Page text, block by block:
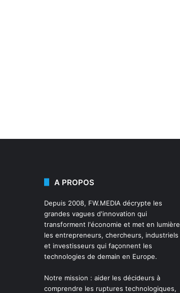
A PROPOS
Depuis 2008, FW.MEDIA décrypte les
grandes vagues d'innovation qui
transforment l'économie et met en lumière
les entrepreneurs, chercheurs, industriels
et investisseurs qui façonnent les
technologies de demain en Europe.
Notre mission : aider les décideurs à
comprendre les ruptures technologiques,